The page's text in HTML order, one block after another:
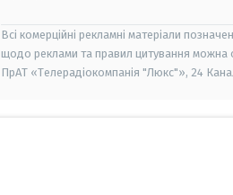
Всі комерційні рекламні матеріали
щодо реклами та правил цитування можна
ПрАТ «Телерадіокомпанія "Люкс"», 24